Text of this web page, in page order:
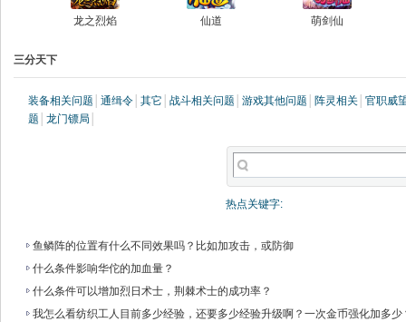
龙之烈焰 仙道 萌剑仙
三分天下
装备相关问题 通缉令 其它 战斗相关问题 游戏其他问题 阵灵相关 官职威
题
龙门镖局
热点关键字:
鱼鳞阵的位置有什么不同效果吗？比如加攻击，或防御
什么条件影响华佗的加血量？
什么条件可以增加烈日术士，荆棘术士的成功率？
我怎么看纺织工人目前多少经验，还要多少经验升级啊？一次金币强化加多少